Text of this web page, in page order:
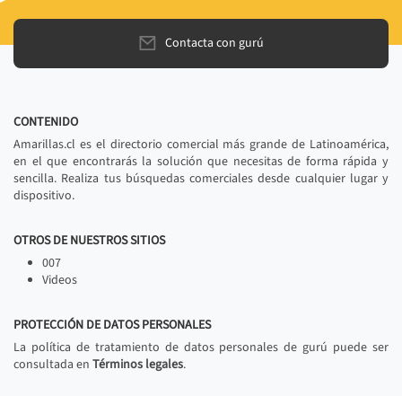
Contacta con gurú
CONTENIDO
Amarillas.cl es el directorio comercial más grande de Latinoamérica,
en el que encontrarás la solución que necesitas de forma rápida y
sencilla. Realiza tus búsquedas comerciales desde cualquier lugar y
dispositivo.
OTROS DE NUESTROS SITIOS
007
Videos
PROTECCIÓN DE DATOS PERSONALES
La política de tratamiento de datos personales de gurú puede ser
consultada en Términos legales.